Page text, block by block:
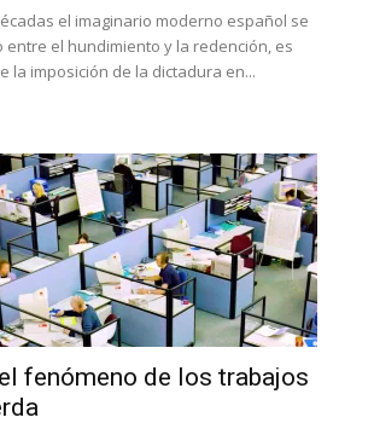
el imaginario moderno español se
entre el hundimiento y la redención, es
la imposición de la dictadura en...
fenómeno de los trabajos